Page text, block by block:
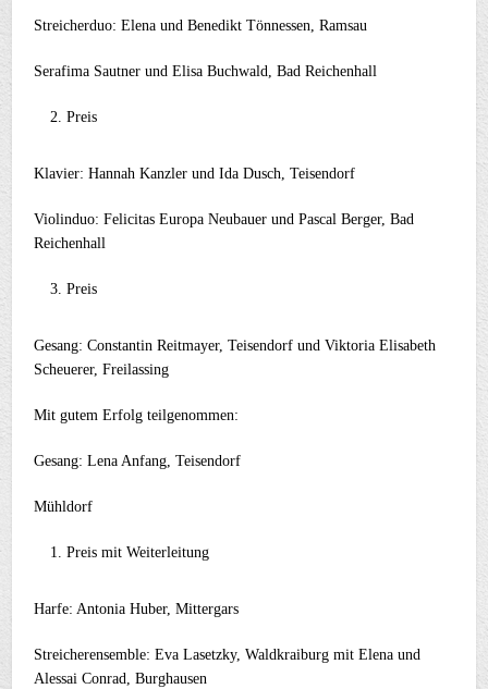
Streicherduo: Elena und Benedikt Tönnessen, Ramsau
Serafima Sautner und Elisa Buchwald, Bad Reichenhall
Preis
Klavier: Hannah Kanzler und Ida Dusch, Teisendorf
Violinduo: Felicitas Europa Neubauer und Pascal Berger, Bad
Reichenhall
Preis
Gesang: Constantin Reitmayer, Teisendorf und Viktoria Elisabeth
Scheuerer, Freilassing
Mit gutem Erfolg teilgenommen:
Gesang: Lena Anfang, Teisendorf
Mühldorf
Preis mit Weiterleitung
Harfe: Antonia Huber, Mittergars
Streicherensemble: Eva Lasetzky, Waldkraiburg mit Elena und
Alessai Conrad, Burghausen